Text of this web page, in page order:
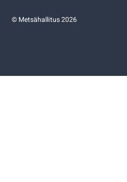
©Metsähallitus 2026